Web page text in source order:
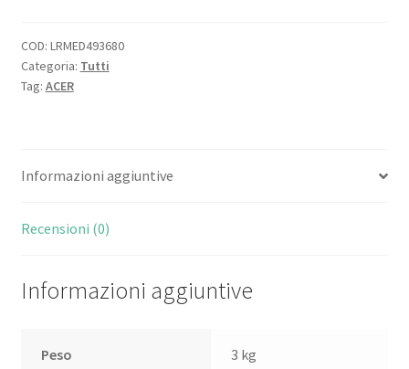
COD: LRMED493680
Categoria: Tutti
Tag: ACER
Informazioni aggiuntive
Recensioni (0)
Informazioni aggiuntive
Peso 3 kg